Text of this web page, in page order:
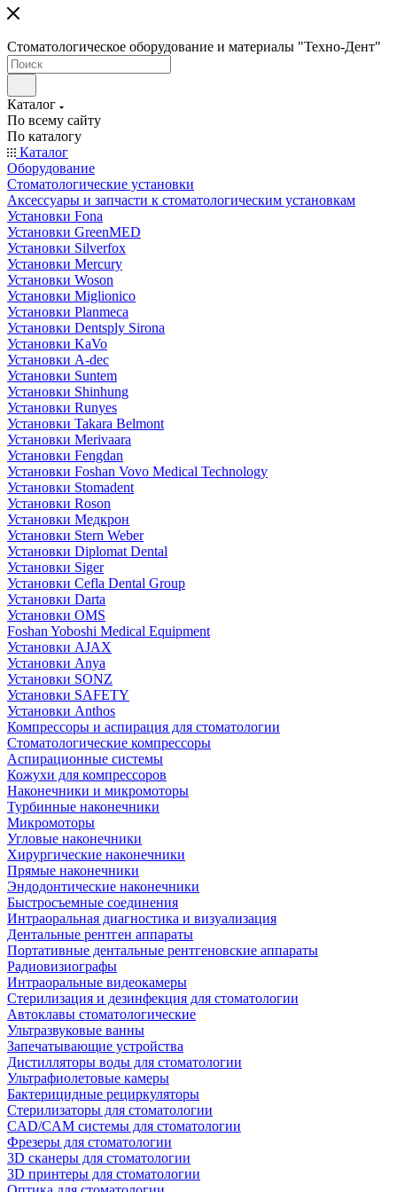
Стоматологическое оборудование и материалы "Техно-Дент"
Каталог
По всему сайту
По каталогу
Каталог
Оборудование
Стоматологические установки
Аксессуары и запчасти к стоматологическим установкам
Установки Fona
Установки GreenMED
Установки Silverfox
Установки Mercury
Установки Woson
Установки Miglionico
Установки Planmeca
Установки Dentsply Sirona
Установки KaVo
Установки A-dec
Установки Suntem
Установки Shinhung
Установки Runyes
Установки Takara Belmont
Установки Merivaara
Установки Fengdan
Установки Foshan Vovo Medical Technology
Установки Stomadent
Установки Roson
Установки Медкрон
Установки Stern Weber
Установки Diplomat Dental
Установки Siger
Установки Cefla Dental Group
Установки Darta
Установки OMS
Foshan Yoboshi Medical Equipment
Установки AJAX
Установки Anya
Установки SONZ
Установки SAFETY
Установки Anthos
Компрессоры и аспирация для стоматологии
Стоматологические компрессоры
Аспирационные системы
Кожухи для компрессоров
Наконечники и микромоторы
Турбинные наконечники
Микромоторы
Угловые наконечники
Хирургические наконечники
Прямые наконечники
Эндодонтические наконечники
Быстросъемные соединения
Интраоральная диагностика и визуализация
Дентальные рентген аппараты
Портативные дентальные рентгеновские аппараты
Радиовизиографы
Интраоральные видеокамеры
Стерилизация и дезинфекция для стоматологии
Автоклавы стоматологические
Ультразвуковые ванны
Запечатывающие устройства
Дистилляторы воды для стоматологии
Ультрафиолетовые камеры
Бактерицидные рециркуляторы
Стерилизаторы для стоматологии
CAD/CAM системы для стоматологии
Фрезеры для стоматологии
3D cканеры для стоматологии
3D принтеры для стоматологии